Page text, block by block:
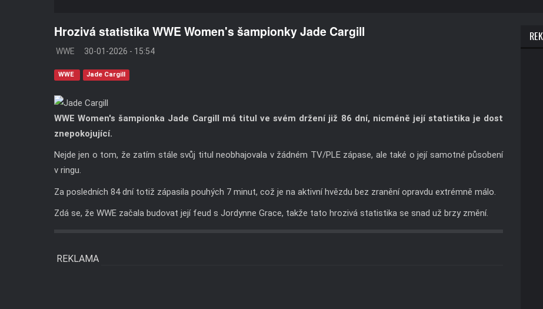
Hrozivá statistika WWE Women's šampionky Jade Cargill
WWE 30-01-2026 - 15:54
WWE Jade Cargill
WWE Women's šampionka Jade Cargill má titul ve svém držení již 86 dní, nicméně její statistika je dost
znepokojující.
Nejde jen o tom, že zatím stále svůj titul neobhajovala v žádném TV/PLE zápase, ale také o její samotné působení
v ringu.
Za posledních 84 dní totiž zápasila pouhých 7 minut, což je na aktivní hvězdu bez zranění opravdu extrémně málo.
Zdá se, že WWE začala budovat její feud s Jordynne Grace, takže tato hrozivá statistika se snad už brzy změní.
REKLAMA